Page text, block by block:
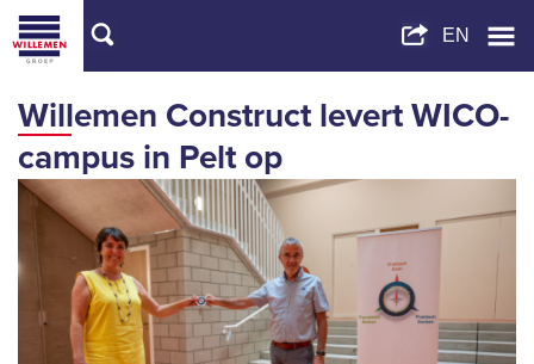
Willemen Construct levert WICO-
campus in Pelt op